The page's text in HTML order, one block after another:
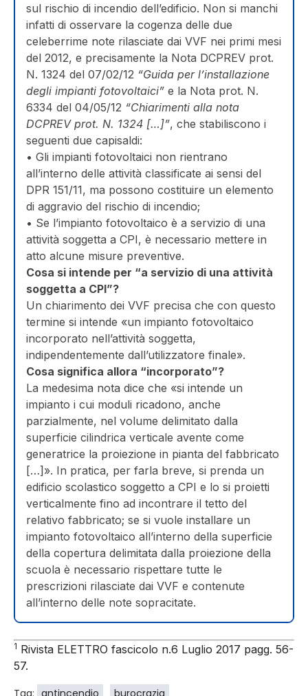
sul rischio di incendio dell’edificio. Non si manchi
infatti di osservare la cogenza delle due
celeberrime note rilasciate dai VVF nei primi mesi
del 2012, e precisamente la Nota DCPREV prot.
N. 1324 del 07/02/12 “Guida per l’installazione
degli impianti fotovoltaici” e la Nota prot. N.
6334 del 04/05/12 “Chiarimenti alla nota
DCPREV prot. N. 1324 […]”, che stabiliscono i
seguenti due capisaldi:
• Gli impianti fotovoltaici non rientrano
all’interno delle attività classificate ai sensi del
DPR 151/11, ma possono costituire un elemento
di aggravio del rischio di incendio;
• Se l’impianto fotovoltaico è a servizio di una
attività soggetta a CPI, è necessario mettere in
atto alcune misure preventive.
Cosa si intende per “a servizio di una attività
soggetta a CPI”?
Un chiarimento dei VVF precisa che con questo
termine si intende «un impianto fotovoltaico
incorporato nell’attività soggetta,
indipendentemente dall’utilizzatore finale».
Cosa significa allora “incorporato”?
La medesima nota dice che «si intende un
impianto i cui moduli ricadono, anche
parzialmente, nel volume delimitato dalla
superficie cilindrica verticale avente come
generatrice la proiezione in pianta del fabbricato
[…]». In pratica, per farla breve, si prenda un
edificio scolastico soggetto a CPI e lo si proietti
verticalmente fino ad incontrare il tetto del
relativo fabbricato; se si vuole installare un
impianto fotovoltaico all’interno della superficie
della copertura delimitata dalla proiezione della
scuola è necessario rispettare tutte le
prescrizioni rilasciate dai VVF e contenute
all’interno delle note sopracitate.
1 Rivista ELETTRO fascicolo n.6 Luglio 2017 pagg. 56-
57.
Tag: antincendio burocrazia